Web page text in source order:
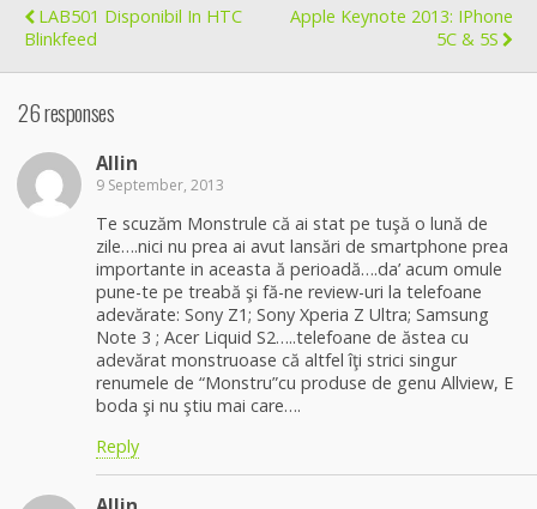
LAB501 Disponibil In HTC
Blinkfeed
Apple Keynote 2013: IPhone
5C & 5S
26 responses
Allin
9 September, 2013
Te scuzăm Monstrule că ai stat pe tuşă o lună de
zile….nici nu prea ai avut lansări de smartphone prea
importante in aceasta ă perioadă….da’ acum omule
pune-te pe treabă şi fă-ne review-uri la telefoane
adevărate: Sony Z1; Sony Xperia Z Ultra; Samsung
Note 3 ; Acer Liquid S2…..telefoane de ăstea cu
adevărat monstruoase că altfel îţi strici singur
renumele de “Monstru”cu produse de genu Allview, E
boda şi nu ştiu mai care….
Reply